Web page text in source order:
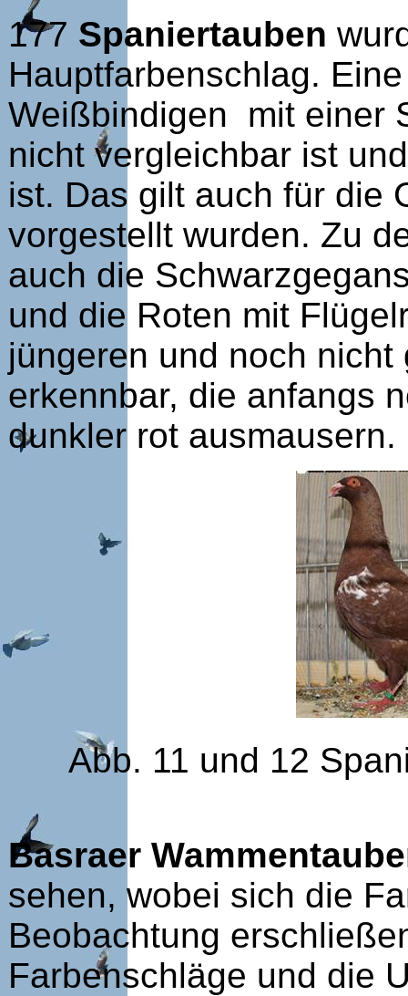
177 Spaniertauben
Hauptfarbenschlag.
Weißbindigen mit einer
nicht vergleichbar ist
ist. Das gilt auch für die
vorgestellt wurden. Zu
auch die
und die Roten mit
jüngeren und noch
erkennbar, die anfangs
dunkler rot ausmausern.
Abb. 11 und 12
Basraer
sehen, wobei sich die
Beobachtung
Farbenschläge und die